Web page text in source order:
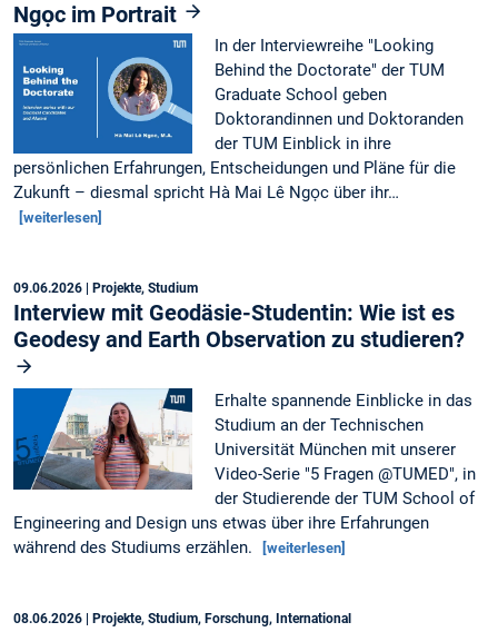
Ngọc im Portrait
In der Interviewreihe "Looking
Behind the Doctorate" der TUM
Graduate School geben
Doktorandinnen und Doktoranden
der TUM Einblick in ihre
persönlichen Erfahrungen, Entscheidungen und Pläne für die
Zukunft – diesmal spricht Hà Mai Lê Ngọc über ihr…
[weiterlesen]
09.06.2026 | Projekte, Studium
Interview mit Geodäsie-Studentin: Wie ist es
Geodesy and Earth Observation zu studieren?
Erhalte spannende Einblicke in das
Studium an der Technischen
Universität München mit unserer
Video-Serie "5 Fragen @TUMED", in
der Studierende der TUM School of
Engineering and Design uns etwas über ihre Erfahrungen
während des Studiums erzählen.
[weiterlesen]
08.06.2026 | Projekte, Studium, Forschung, International